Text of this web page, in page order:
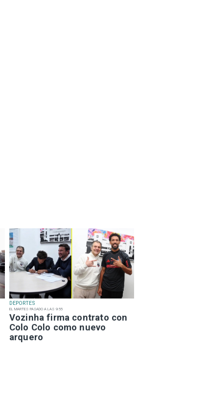
DEPORTES
EL MARTES PASADO A LAS 9:55
Vozinha firma contrato con
Colo Colo como nuevo
arquero